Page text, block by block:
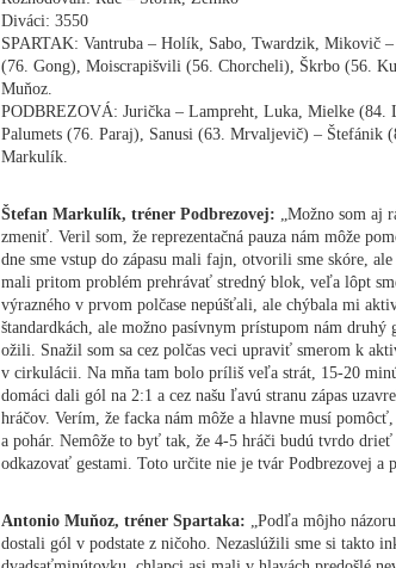
Diváci: 3550
SPARTAK: Vantruba – Holík, Sabo, Twardzik, Mikovič
(76. Gong), Moiscrapišvili (56. Chorcheli), Škrbo (56.
Muňoz.
PODBREZOVÁ: Jurička – Lampreht, Luka, Mielke (84.
Palumets (76. Paraj), Sanusi (63. Mrvaljevič) – Štefánik
Markulík.
Štefan Markulík, tréner Podbrezovej: „Možno som aj
zmeniť. Veril som, že reprezentačná pauza nám môže
dne sme vstup do zápasu mali fajn, otvorili sme skóre,
mali pritom problém prehrávať stredný blok, veľa lôpt
výrazného v prvom polčase nepúšťali, ale chýbala mi
štandardkách, ale možno pasívnym prístupom nám
ožili. Snažil som sa cez polčas veci upraviť smerom k
v cirkulácii. Na mňa tam bolo príliš veľa strát, 15-20
domáci dali gól na 2:1 a cez našu ľavú stranu zápas
hráčov. Verím, že facka nám môže a hlavne musí
a pohár. Nemôže to byť tak, že 4-5 hráči budú tvrdo drieť
odkazovať gestami. Toto určite nie je tvár Podbrezovej a
Antonio Muňoz, tréner Spartaka: „Podľa môjho
dostali gól v podstate z ničoho. Nezaslúžili sme si takto